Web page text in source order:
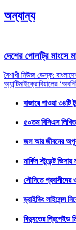
অন্যান্য
দেশের পোলট্রি মাংসে
বৈশাখী নিউজ ডেস্ক:
অ্যান্টিমাইক্রোবিয়ালের
বাজারে পাওয়া ৩৪টি
৫০তম বিসিএস
জল আর জীবনের
মার্কিন স্টুডেন্ট
সৌদিতে প্রবাসীদের
ড্রাইভিং লাইসেন্স
বিদ্যুতের প্রিপেইড